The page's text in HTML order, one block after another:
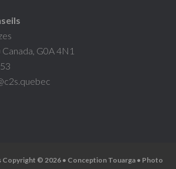
G0A 4N1
Copyright © 2026 • Conception Touarga• Photo